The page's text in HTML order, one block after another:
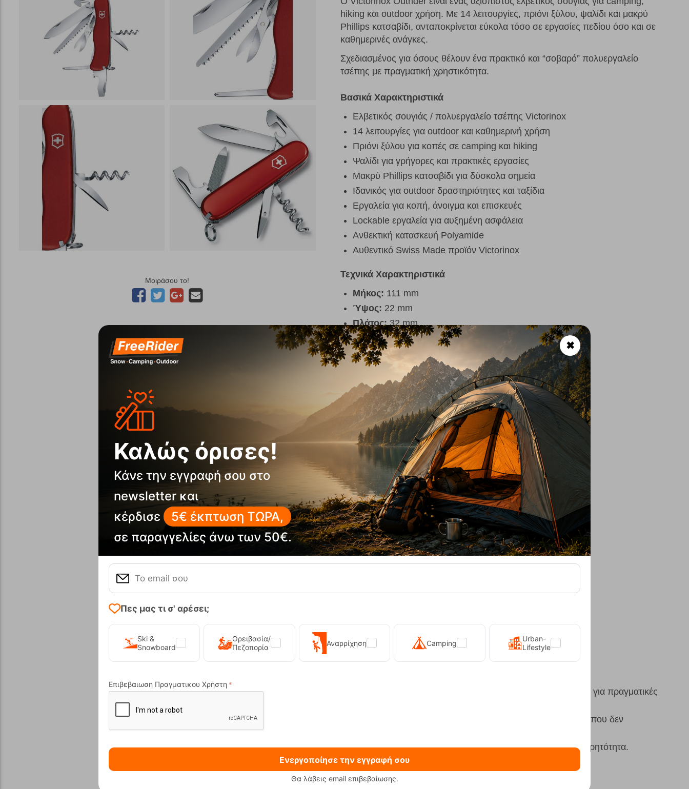
Μοιράσου το!
hiking και outdoor χρήση. Με 14 λειτουργίες, πριόνι ξύλου, ψαλίδι και μακρύ
Phillips κατσαβίδι, ανταποκρίνεται εύκολα τόσο σε εργασίες πεδίου όσο και σε
καθημερινές ανάγκες.
Σχεδιασμένος για όσους θέλουν ένα πρακτικό και “σοβαρό” πολυεργαλείο
τσέπης με πραγματική χρηστικότητα.
Βασικά Χαρακτηριστικά
Ελβετικός σουγιάς / πολυεργαλείο τσέπης Victorinox
14 λειτουργίες για outdoor και καθημερινή χρήση
Πριόνι ξύλου για κοπές σε camping και hiking
Ψαλίδι για γρήγορες και πρακτικές εργασίες
Μακρύ Phillips κατσαβίδι για δύσκολα σημεία
Ιδανικός για outdoor δραστηριότητες και ταξίδια
Εργαλεία για κοπή, άνοιγμα και επισκευές
Lockable εργαλεία για αυξημένη ασφάλεια
Ανθεκτική κατασκευή Polyamide
Αυθεντικό Swiss Made προϊόν Victorinox
Τεχνικά Χαρακτηριστικά
Μήκος: 111 mm
Ύψος: 22 mm
Πλάτος:32 mm
Βάρος:156 g
Υλικό:Polyamide
Χρώμα:
Κόκκινο
Λειτουργίες:14
Χώρα κατασκευής:Ελβετία
Blade lock:Ναι
One hand blade:Όχι
Εργαλεία
Μεγάλη λεπίδα
Πριόνι ξύλου
Ψαλίδι
Τιρμπουσόν
Ανοιχτήρι κονσέρβας (με κατσαβίδι 3 mm)
Ανοιχτήρι μπουκαλιών (lockable)
Κρίκος μπρελόκ
Το πριόνι ξύλου και τα lockable εργαλεία το κάνουν ιδανικό για πραγματικές
Το μακρύ Phillips κατσαβίδι προσφέρει λύσεις σε εργασίες που δεν
Ισορροπεί τέλεια ανάμεσα σε δύναμη, πρακτικότητα και φορητότητα.
✖
Καλώς όρισες!
Κάνε την εγγραφή σου στο
newsletter και
κέρδισε
5€ έκπτωση ΤΩΡΑ,
σε παραγγελίες άνω των 50€.
Πες μας τι σ' αρέσει;
Ski &
Snowboard
Ορειβασία/
Πεζοπορία
Αναρρίχηση Camping
Urban-
Lifestyle
Επιβεβαιωση Πραγματικου Χρήστη
Ενεργοποίησε την εγγραφή σου
Θα λάβεις email επιβεβαίωσης.